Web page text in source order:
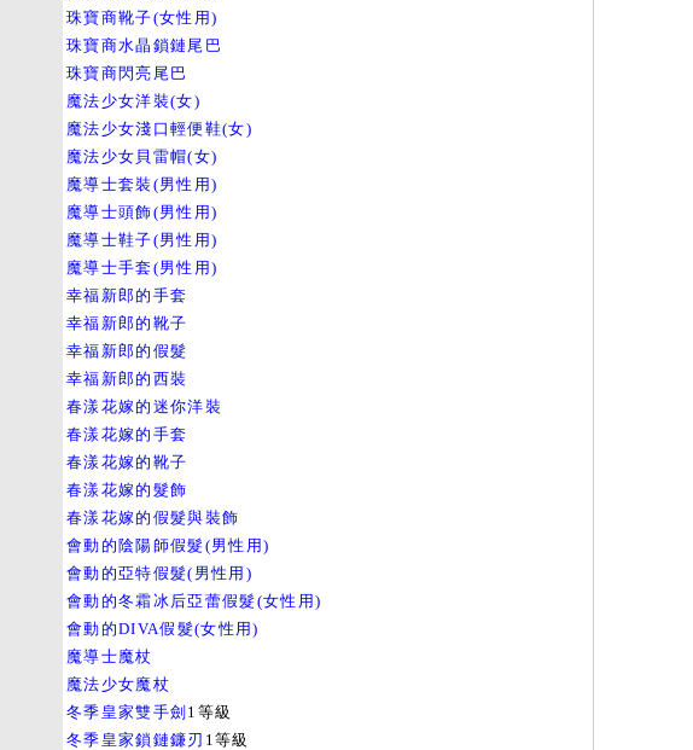
珠寶商靴子(女性用)
珠寶商水晶鎖鏈尾巴
珠寶商閃亮尾巴
魔法少女洋裝(女)
魔法少女淺口輕便鞋(女)
魔法少女貝雷帽(女)
魔導士套裝(男性用)
魔導士頭飾(男性用)
魔導士鞋子(男性用)
魔導士手套(男性用)
幸福新郎的手套
幸福新郎的靴子
幸福新郎的假髮
幸福新郎的西裝
春漾花嫁的迷你洋裝
春漾花嫁的手套
春漾花嫁的靴子
春漾花嫁的髮飾
春漾花嫁的假髮與裝飾
會動的陰陽師假髮(男性用)
會動的亞特假髮(男性用)
會動的冬霜冰后亞蕾假髮(女性用)
會動的DIVA假髮(女性用)
魔導士魔杖
魔法少女魔杖
冬季皇家雙手劍 1等級
冬季皇家鎖鏈鐮刃 1等級